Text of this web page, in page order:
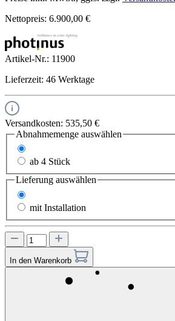
Nettopreis: 6.900,00 €
Artikel-Nr.: 11900
Lieferzeit: 46 Werktage
Versandkosten: 535,50 €
Abnahmemenge auswählen
ab 4 Stück
Lieferung auswählen
mit Installation
In den Warenkorb